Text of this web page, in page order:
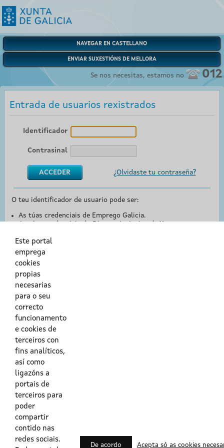
NAVEGAR EN CASTELLANO
ENVIAR SUXESTIÓNS DE MELLORA
Se nos necesitas, estamos no 012
Entrada de usuarios rexistrados
Identificador
Contrasinal
¿Olvidaste tu contraseña?
O teu identificador de usuario pode ser:
As túas credenciais de Emprego Galicia.
O teu DNI ou o teu NIE.
Este portal
emprega
cookies
propias
necesarias
para o seu
correcto
funcionamento
e cookies de
terceiros con
fins analíticos,
así como
ligazóns a
portais de
terceiros para
poder
compartir
contido nas
redes sociais.
De acordo Acepta só as cookies